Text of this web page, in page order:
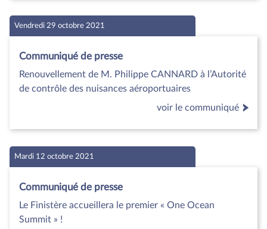
Vendredi 29 octobre 2021
Communiqué de presse
Renouvellement de M. Philippe CANNARD à l’Autorité
de contrôle des nuisances aéroportuaires
voir le communiqué
Mardi 12 octobre 2021
Communiqué de presse
Le Finistère accueillera le premier « One Ocean
Summit » !